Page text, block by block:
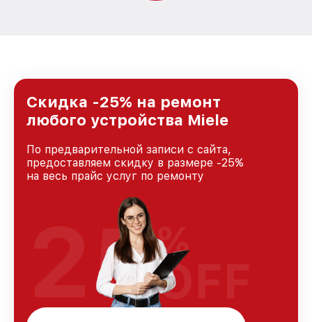
Скидка -25% на ремонт
любого устройства Miele
По предварительной записи с сайта,
предоставляем скидку в размере -25%
на весь прайс услуг по ремонту
25%
OFF